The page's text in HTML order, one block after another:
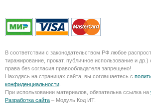
В соответствии с законодательством РФ любое
тиражирование, прокат, публичное использование и др.)
права без согласия правообладателя запрещено!
Находясь на страницах сайта, вы соглашаетесь с
конфиденциальности
При использовании материалов, обязательна ссылка на
Разработка сайта – Модуль Код ИТ.